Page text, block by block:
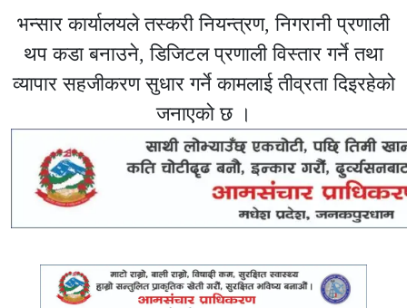
भन्सार कार्यालयले तस्करी नियन्त्रण, निगरानी प्रणाली
थप कडा बनाउने, डिजिटल प्रणाली विस्तार गर्ने तथा
व्यापार सहजीकरण सुधार गर्ने कामलाई तीव्रता दिइरहेको
जनाएको छ ।